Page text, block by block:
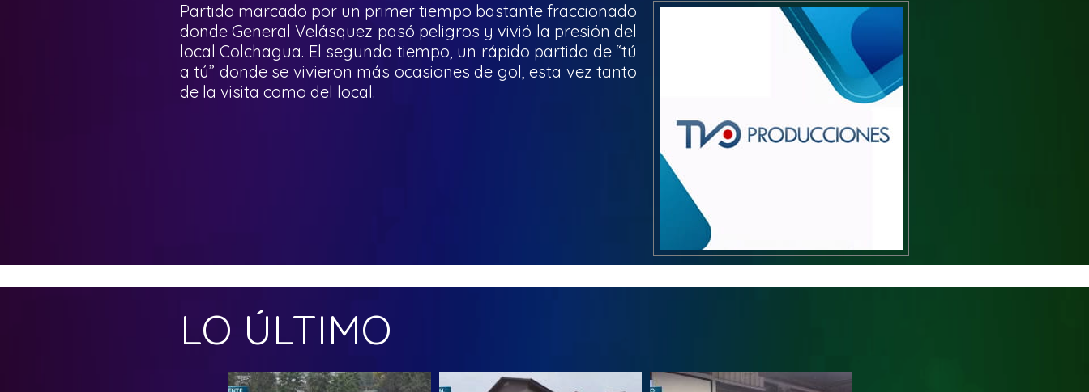
Partido marcado por un primer tiempo bastante fraccionado
donde General Velásquez pasó peligros y vivió la presión del
local Colchagua. El segundo tiempo, un rápido partido de “tú
a tú” donde se vivieron más ocasiones de gol, esta vez tanto
de la visita como del local.
LO ÚLTIMO